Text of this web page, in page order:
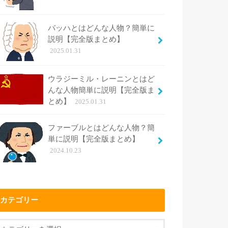
バッハとはどんな人物？簡単に
説明【完全版まとめ】
2025.01.31
ウラジーミル・レーニンとはど
んな人物簡単に説明【完全版ま
とめ】
2025.01.31
ファーブルとはどんな人物？簡
単に説明【完全版まとめ】
2024.10.23
カテゴリー